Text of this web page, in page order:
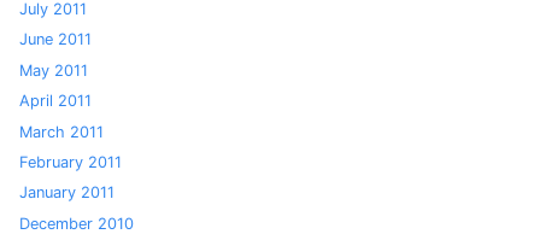
July 2011
June 2011
May 2011
April 2011
March 2011
February 2011
January 2011
December 2010